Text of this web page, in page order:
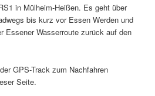
in Mülheim-Heißen. Es geht über
bis kurz vor Essen Werden und
Essener Wasserroute zurück auf den
GPS-Track zum Nachfahren
Seite.